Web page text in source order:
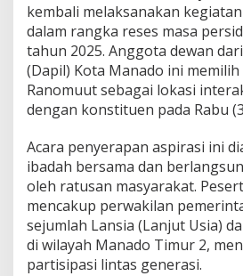
kembali melaksanakan
dalam rangka reses masa
tahun 2025. Anggota dewan
(Dapil) Kota Manado ini memilih
Ranomuut sebagai lokasi
dengan konstituen pada Rabu
Acara penyerapan aspirasi ini
ibadah bersama dan
oleh ratusan masyarakat.
mencakup perwakilan
sejumlah Lansia (Lanjut Usia)
di wilayah Manado Timur 2,
partisipasi lintas generasi.